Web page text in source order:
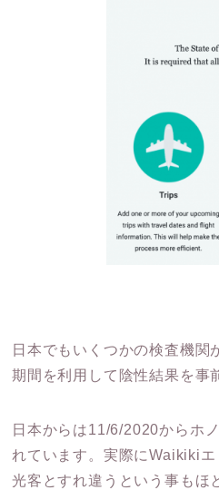
日本でもいくつかの検査機関
期間を利用して陰性結果を事
日本からは11/6/2020からホ
れています。実際にWaikiki
光客とすれ違うという事もほ